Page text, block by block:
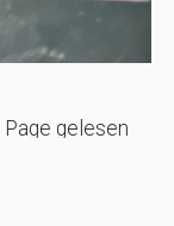
Page gelesen